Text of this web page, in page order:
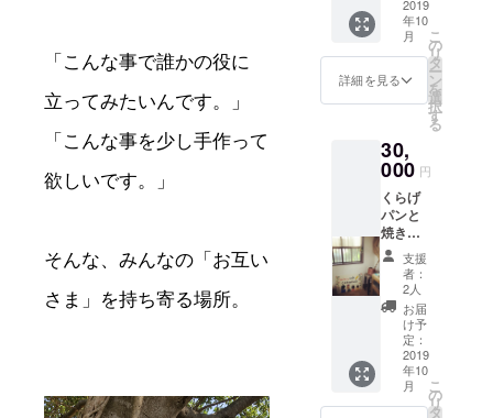
「こんな事で誰かの役に
立ってみたいんです。」
「こんな事を少し手作って
欲しいです。」
そんな、みんなの「お互い
さま」を持ち寄る場所。
の滞在
費はご
自身で
御負担
いただ
セット
の中身
は、く
らげパ
ンのオ
リジナ
ルパン
をご用
意いた
しま
す。
レーズ
ン、か
ぼ
ちゃ、
チョコ
など、
何が
入って
いるか
はお楽
しみ♫
県外の
2019
年10
月
詳細を見る
こ
の
リ
タ
ー
ン
を
選
択
す
る
30,
000 円
くらげ
パンと
焼き菓
子おま
かせ詰
め合わ
せセッ
ト＋オ
リジナ
ルリー
ス♡ パ
ンセッ
トの中
支援
者：
2人
お届
け予
定：
2019
年10
月
こ
の
リ
タ